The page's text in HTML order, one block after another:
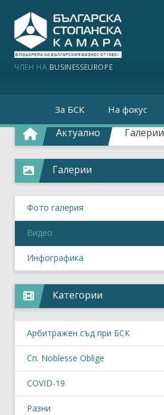
ЧЛЕН НА BUSINESSEUROPE
За БСК На фокус
Актуално Галерии
Галерии
Фото галерия
Видео
Инфографика
Категории
Арбитражен съд при БСК
Сп. Noblesse Oblige
COVID-19
Разни